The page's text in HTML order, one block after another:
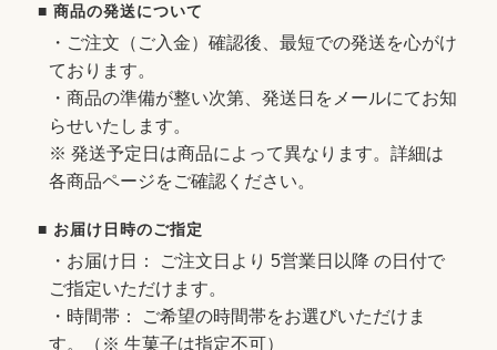
■ 商品の発送について
・ご注文（ご入金）確認後、最短での発送を心がけ
ております。
・商品の準備が整い次第、発送日をメールにてお知
らせいたします。
※ 発送予定日は商品によって異なります。詳細は
各商品ページをご確認ください。
■ お届け日時のご指定
・お届け日： ご注文日より 5営業日以降 の日付で
ご指定いただけます。
・時間帯： ご希望の時間帯をお選びいただけま
す。（※ 生菓子は指定不可）